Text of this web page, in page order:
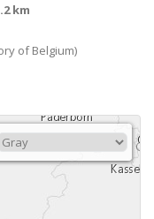
km
of Belgium)